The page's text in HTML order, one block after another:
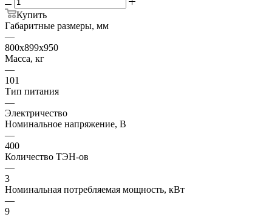
Купить
Габаритные размеры, мм
—
800х899х950
Масса, кг
—
101
Тип питания
—
Электричество
Номинальное напряжение, В
—
400
Количество ТЭН-ов
—
3
Номинальная потребляемая мощность, кВт
—
9